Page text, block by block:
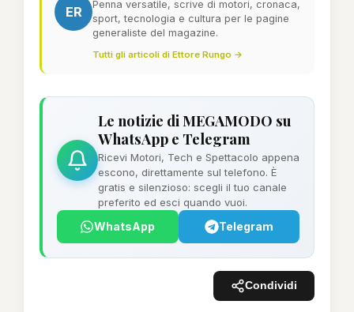
ER
Penna versatile, scrive di motori, cronaca,
sport, tecnologia e cultura per le pagine
generaliste del magazine.
Tutti gli articoli di Ettore Rungo →
Le notizie di MEGAMODO su
WhatsApp e Telegram
Ricevi Motori, Tech e Spettacolo appena
escono, direttamente sul telefono. È
gratis e silenzioso: scegli il tuo canale
preferito ed esci quando vuoi.
WhatsApp Telegram
Condividi